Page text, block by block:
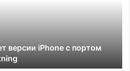
версии iPhone с портом